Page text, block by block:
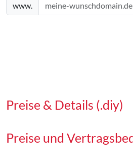
www.
Preise & Details (.diy)
Preise und